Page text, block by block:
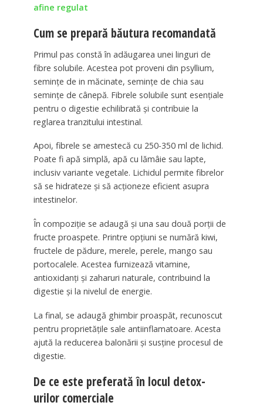
afine regulat
Cum se prepară băutura recomandată
Primul pas constă în adăugarea unei linguri de
fibre solubile. Acestea pot proveni din psyllium,
semințe de in măcinate, semințe de chia sau
semințe de cânepă. Fibrele solubile sunt esențiale
pentru o digestie echilibrată și contribuie la
reglarea tranzitului intestinal.
Apoi, fibrele se amestecă cu 250-350 ml de lichid.
Poate fi apă simplă, apă cu lămâie sau lapte,
inclusiv variante vegetale. Lichidul permite fibrelor
să se hidrateze și să acționeze eficient asupra
intestinelor.
În compoziție se adaugă și una sau două porții de
fructe proaspete. Printre opțiuni se numără kiwi,
fructele de pădure, merele, perele, mango sau
portocalele. Acestea furnizează vitamine,
antioxidanți și zaharuri naturale, contribuind la
digestie și la nivelul de energie.
La final, se adaugă ghimbir proaspăt, recunoscut
pentru proprietățile sale antiinflamatoare. Acesta
ajută la reducerea balonării și susține procesul de
digestie.
De ce este preferată în locul detox-
urilor comerciale